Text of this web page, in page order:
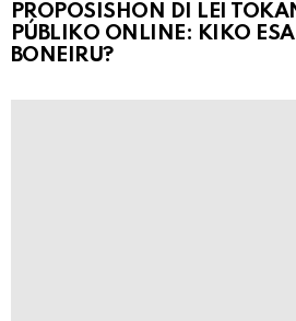
PROPOSISHON DI LEI
PÚBLIKO ONLINE: KIKO
BONEIRU?